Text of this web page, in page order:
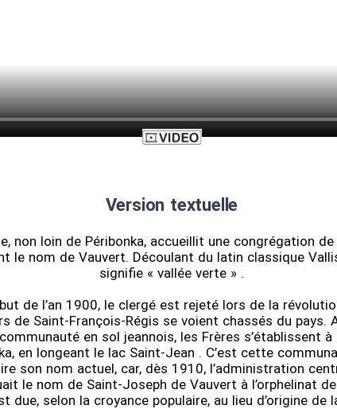
Version textuelle
non loin de Péribonka, accueillit une congrégation
le nom de Vauvert. Découlant du latin classique
signifie « vallée verte » .
de l’an 1900, le clergé est rejeté lors de la
de Saint-François-Régis se voient chassés du pays.
en sol jeannois, les Frères s’établissent
en longeant le lac Saint-Jean . C’est cette
son nom actuel, car, dès 1910, l’administration
le nom de Saint-Joseph de Vauvert à l’orphelinat
due, selon la croyance populaire, au lieu d’origine de